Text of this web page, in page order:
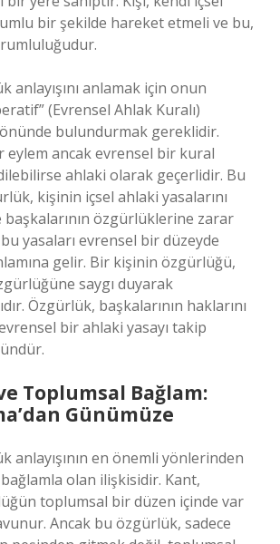
bir şekilde hareket etmeli ve bu,
anlayışını anlamak için onun
(Evrensel Ahlak Kuralı)
önünde bulundurmak gereklidir.
eylem ancak evrensel bir kural
ahlaki olarak geçerlidir. Bu
kişinin içsel ahlaki yasalarını
özgürlüklerine zarar
yasaları evrensel bir düzeyde
gelir. Bir kişinin özgürlüğü,
saygı duyarak
Özgürlük, başkalarının haklarını
bir ahlaki yasayı takip
Toplumsal Bağlam:
Günümüze
anlayışının en önemli yönlerinden
olan ilişkisidir. Kant,
toplumsal bir düzen içinde var
Ancak bu özgürlük, sadece